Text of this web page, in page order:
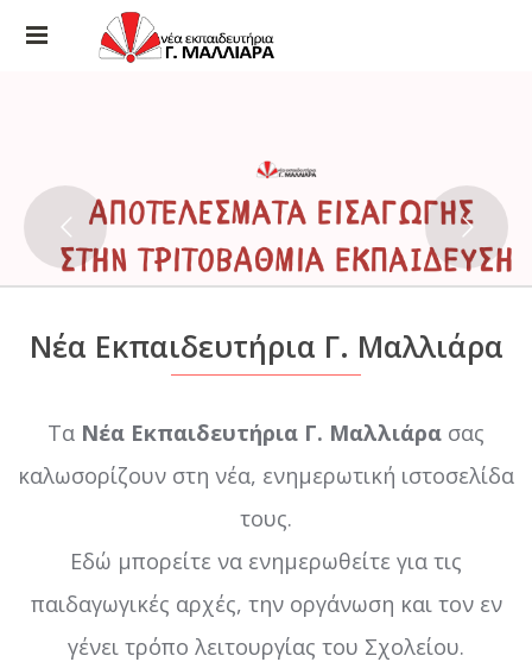
Νέα Εκπαιδευτήρια Γ. Μαλλιάρα
Τα Νέα Εκπαιδευτήρια Γ. Μαλλιάρα σας
καλωσορίζουν στη νέα, ενημερωτική ιστοσελίδα
τους.
Εδώ μπορείτε να ενημερωθείτε για τις
παιδαγωγικές αρχές, την οργάνωση και τον εν
γένει τρόπο λειτουργίας του Σχολείου.